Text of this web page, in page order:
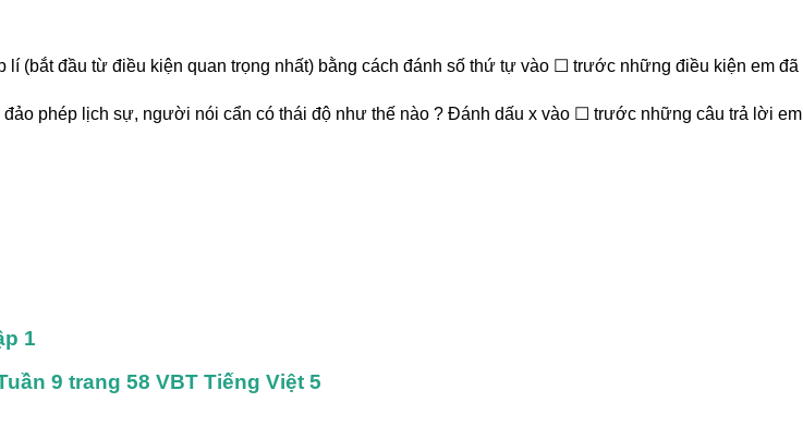
(bắt đầu từ điều kiện quan trọng nhất) bằng cách đánh số thứ tự vào ☐ trước những điều kiện em đã
phép lịch sự, người nói cẩn có thái độ như thế nào ? Đánh dấu x vào ☐ trước những câu trả lời
1
9 trang 58 VBT Tiếng Việt 5